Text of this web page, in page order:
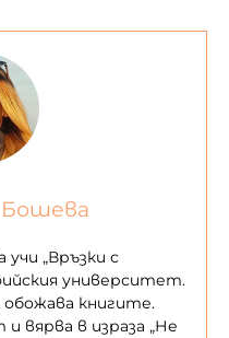
„Връзки с
университет.
обожава книгите.
вярва в израза „Не